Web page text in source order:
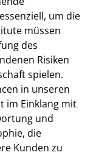
um die
müssen
des
Risiken
spielen.
in unseren
im Einklang mit
und
die
Kunden zu